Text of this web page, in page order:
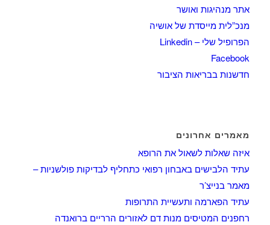
אתר מנהיגות ואושר
מנכ”לית מייסדת של אושיה
הפרופיל שלי – Linkedin
Facebook
חדשנות בבריאות הציבור
מאמרים אחרונים
איזה שאלות לשאול את הרופא
עתיד הלבישים באבחון רפואי כתחליף לבדיקות פולשניות –
מאמר בנייצ’ר
עתיד הפארמה ותעשיית התרופות
רחפנים המטיסים מנות דם לאזורים הרריים ברואנדה